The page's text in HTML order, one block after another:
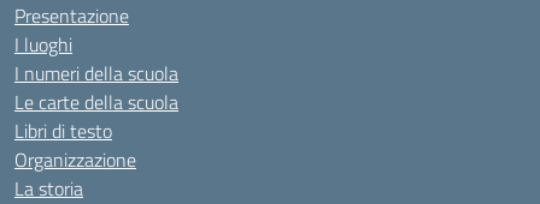
Presentazione
I luoghi
I numeri della scuola
Le carte della scuola
Libri di testo
Organizzazione
La storia